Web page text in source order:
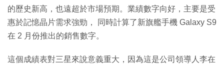
的歷史新高，也遠超於市場預期。業績數字向好，主要是受
惠於記憶晶片需求強勁， 同時計算了新旗艦手機 Galaxy S9
在 2 月份推出的銷售數字。
這個成績表對三星來說意義重大，因為這是公司領導人李在